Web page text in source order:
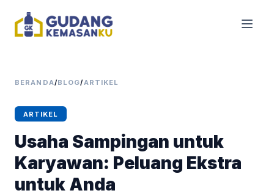
BERANDA/BLOG/ARTIKEL
ARTIKEL
Usaha Sampingan untuk
Karyawan: Peluang Ekstra
untuk Anda